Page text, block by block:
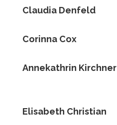
Claudia Denfeld
Corinna Cox
Annekathrin Kirchner
Elisabeth Christian